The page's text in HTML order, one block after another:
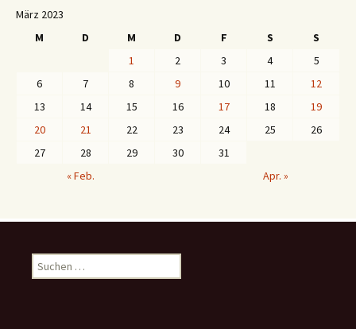
März 2023
M
D M D F S
S
1
2 3 4
5
6
7 8 9 10 11
12
13
14 15 16 17 18
19
20
21 22 23 24 25
26
27
28 29 30
31
« Feb.
Apr. »
u